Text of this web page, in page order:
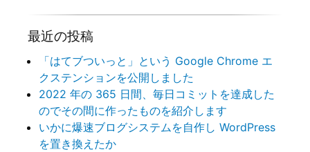
最近の投稿
「はてブついっと」という Google Chrome エ
クステンションを公開しました
2022 年の 365 日間、毎日コミットを達成した
のでその間に作ったものを紹介します
いかに爆速ブログシステムを自作し WordPress
を置き換えたか